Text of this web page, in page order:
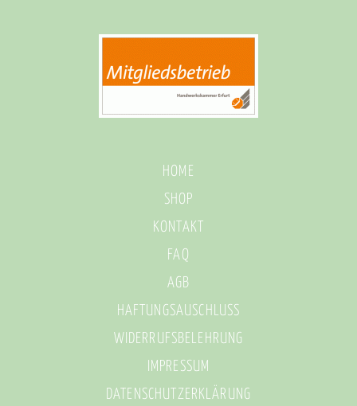
HOME
SHOP
KONTAKT
FAQ
AGB
HAFTUNGSAUSCHLUSS
WIDERRUFSBELEHRUNG
IMPRESSUM
DATENSCHUTZERKLÄRUNG